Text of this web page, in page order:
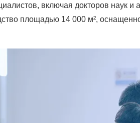
включая докторов наук и
площадью 14 000 м²,